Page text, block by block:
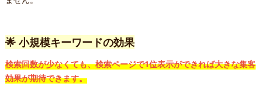
🌟 小規模キーワードの効果
検索回数が少なくても、検索ページで1位表示ができれば大きな集客
効果が期待できます。